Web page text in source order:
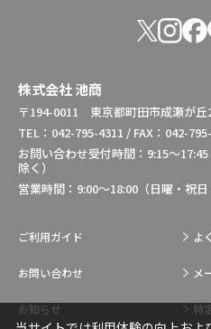
株式会社 池商
〒194-0011 東京都町田市成瀬が丘
TEL：042-795-4311 / FAX：042-
お問い合わせ受付時間：9:15～
除く）
営業時間：9:00～18:00（日曜・祝日
ご利用ガイド よ
お問い合わせ メ
お知らせ 特